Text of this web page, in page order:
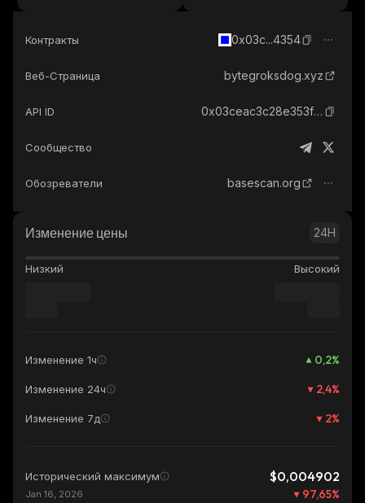
Контракты 0x03c...4354
Веб-Страница bytegroksdog.xyz
API ID 0x03ceac3c28e353f5e4626c1242a6c7a41d004354_base
Сообщество
Обозреватели basescan.org
Изменение цены 24H
Низкий Высокий
Изменение 1ч 0,2%
Изменение 24ч 2,4%
Изменение 7д 2%
Исторический максимум $0,004902
Jan 16, 2026 97,65%